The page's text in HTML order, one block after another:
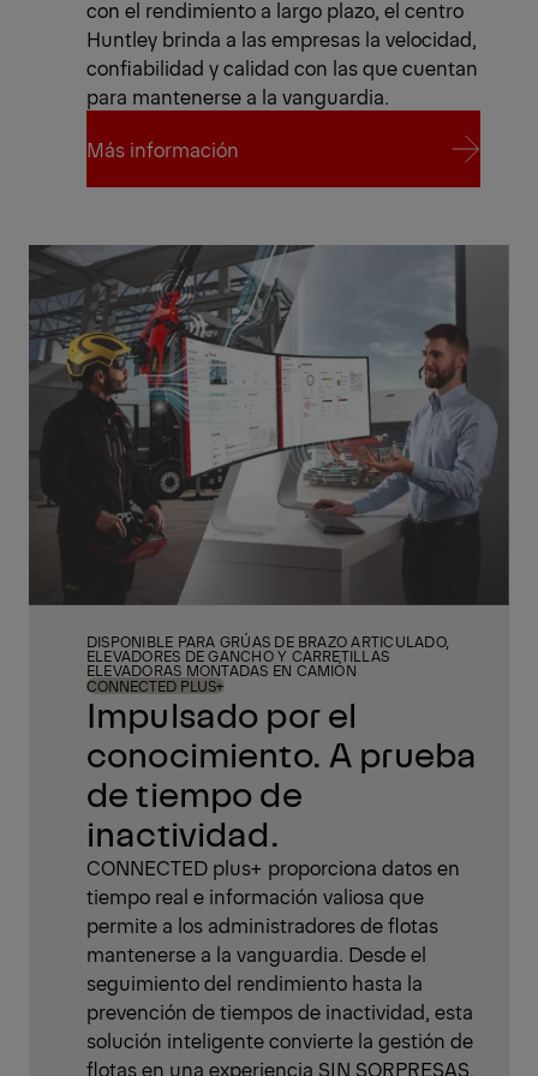
con el rendimiento a largo plazo, el centro
Huntley brinda a las empresas la velocidad,
confiabilidad y calidad con las que cuentan
para mantenerse a la vanguardia.
Más información
Impulsado por el
conocimiento. A prueba
de tiempo de
inactividad.
DISPONIBLE PARA GRÚAS DE BRAZO ARTICULADO,
ELEVADORES DE GANCHO Y CARRETILLAS
ELEVADORAS MONTADAS EN CAMIÓN
CONNECTED PLUS+
CONNECTED plus+ proporciona datos en
tiempo real e información valiosa que
permite a los administradores de flotas
mantenerse a la vanguardia. Desde el
seguimiento del rendimiento hasta la
prevención de tiempos de inactividad, esta
solución inteligente convierte la gestión de
flotas en una experiencia SIN SORPRESAS.